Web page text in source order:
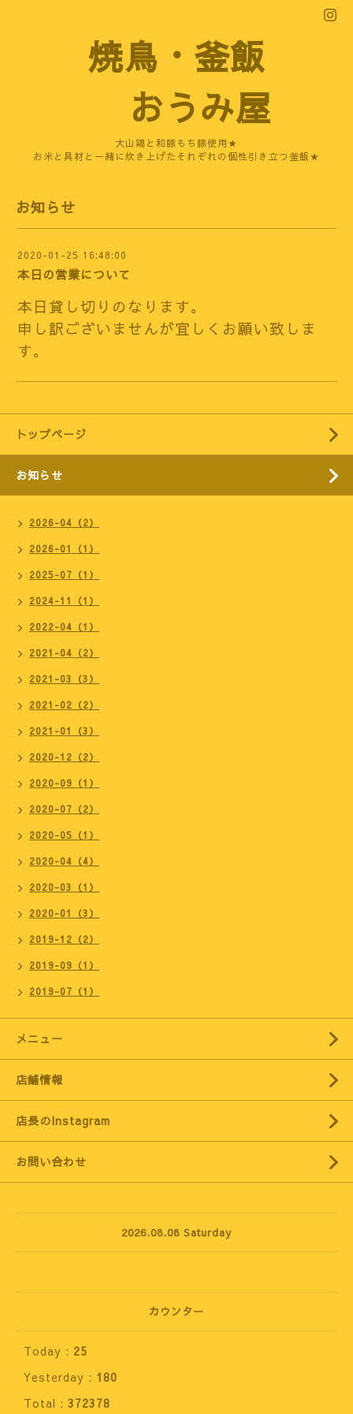
焼鳥・釜飯
おうみ屋
大山鶏と和豚もち豚使用★
お米と具材と一緒に炊き上げたそれぞれの個性引き立つ釜飯★
お知らせ
2020-01-25 16:48:00
本日の営業について
本日貸し切りのなります。
申し訳ございませんが宜しくお願い致しま
す。
トップページ
お知らせ
2026-04（2）
2026-01（1）
2025-07（1）
2024-11（1）
2022-04（1）
2021-04（2）
2021-03（3）
2021-02（2）
2021-01（3）
2020-12（2）
2020-09（1）
2020-07（2）
2020-05（1）
2020-04（4）
2020-03（1）
2020-01（3）
2019-12（2）
2019-09（1）
2019-07（1）
メニュー
店舗情報
店長のInstagram
お問い合わせ
2026.08.08 Saturday
カウンター
Today : 25
Yesterday : 180
Total : 372378